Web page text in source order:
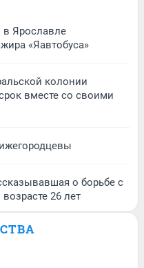
в Ярославле
«Яавтобуса»
колонии
вместе со своими
о борьбе с
26 лет